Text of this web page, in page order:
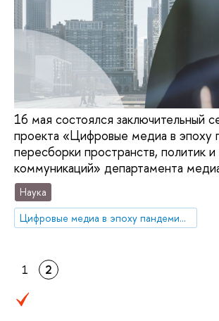
16 мая состоялся заключительный
проекта «Цифровые медиа в эпоху
пересборки пространств, политик и
коммуникаций» департамента
Наука
Цифровые медиа в эпоху пандемии: пересборки пространств, политик и коммуникаций
1 2